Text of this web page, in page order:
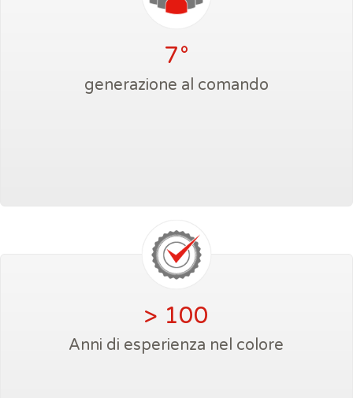
7°
generazione al comando
> 100
Anni di esperienza nel colore